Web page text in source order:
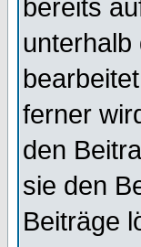
bereits
unterhalb
ferner
den
sie den
Beiträge